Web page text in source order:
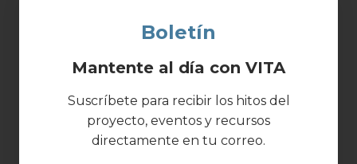
Boletín
Mantente al día con VITA
Suscríbete para recibir los hitos del
proyecto, eventos y recursos
directamente en tu correo.